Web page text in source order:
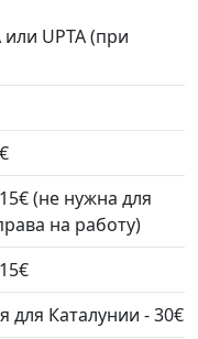
UPTA (при
(не нужна для
на работу)
Каталунии - 30€